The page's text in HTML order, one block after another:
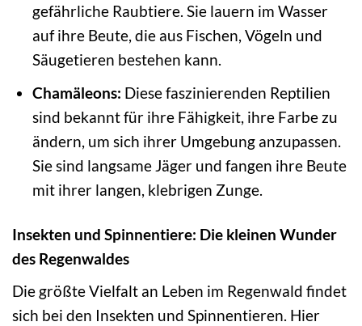
gefährliche Raubtiere. Sie lauern im Wasser
auf ihre Beute, die aus Fischen, Vögeln und
Säugetieren bestehen kann.
Chamäleons: Diese faszinierenden Reptilien
sind bekannt für ihre Fähigkeit, ihre Farbe zu
ändern, um sich ihrer Umgebung anzupassen.
Sie sind langsame Jäger und fangen ihre Beute
mit ihrer langen, klebrigen Zunge.
Insekten und Spinnentiere: Die kleinen Wunder
des Regenwaldes
Die größte Vielfalt an Leben im Regenwald findet
sich bei den Insekten und Spinnentieren. Hier